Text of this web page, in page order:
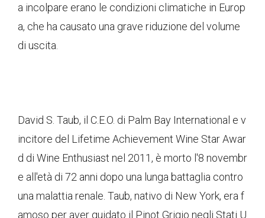
a incolpare erano le condizioni climatiche in Europ
a, che ha causato una grave riduzione del volume
di uscita.
David S. Taub, il C.E.O. di Palm Bay International e v
incitore del Lifetime Achievement Wine Star Awar
d di Wine Enthusiast nel 2011, è morto l'8 novembr
e all'età di 72 anni dopo una lunga battaglia contro
una malattia renale. Taub, nativo di New York, era f
amoso per aver guidato il Pinot Grigio negli Stati U